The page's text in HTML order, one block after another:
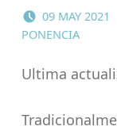
09 MAY 2021
PONENCIA
Ultima